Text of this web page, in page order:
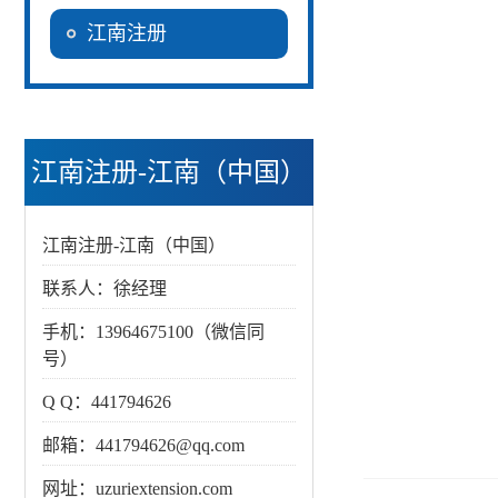
江南注册
江南注册-江南（中国）
江南注册-江南（中国）
联系人：徐经理
手机：13964675100（微信同
号）
Q Q：441794626
邮箱：441794626@qq.com
网址：uzuriextension.com